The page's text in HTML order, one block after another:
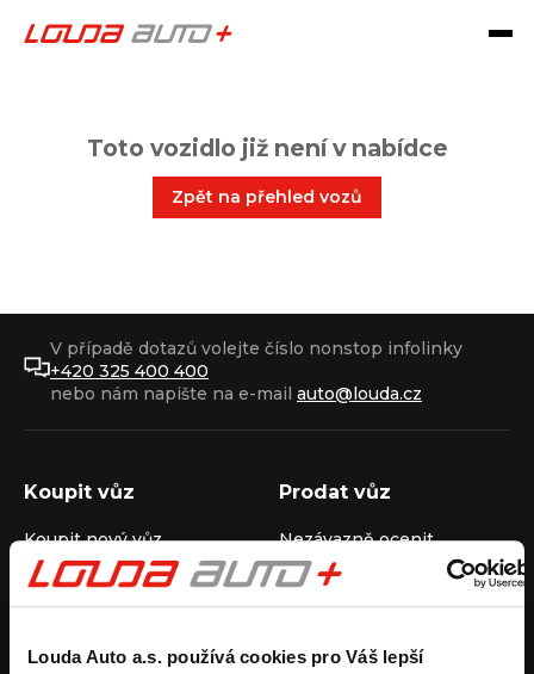
Louda Auto a.s. používá cookies pro Váš lepší
Toto vozidlo již není v nabídce
Zpět na přehled vozů
V případě dotazů volejte číslo nonstop infolinky
+420 325 400 400
nebo nám napište na e-mail auto@louda.cz
Koupit vůz
Koupit nový vůz
Koupit ojetý vůz
Koupit užitkový vůz
Prodat vůz
Nezávazně ocenit
Průběh výkupu vozu
Pronájem Společnost